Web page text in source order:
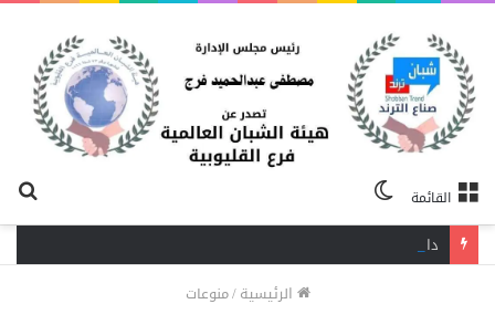
القائمة
المظلم
الرئيسية/منوعات